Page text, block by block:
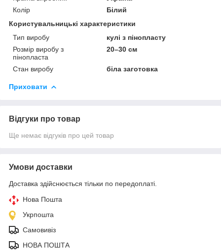
Колір
Білий
Користувальницькі характеристики
Тип виробу
кулі з пінопласту
Розмір виробу з
пінопласта
20–30 см
Стан виробу біла заготовка
Приховати
Відгуки про товар
Ще немає відгуків про цей товар
Умови доставки
Доставка здійснюється тільки по передоплаті.
Нова Пошта
Укрпошта
Самовивіз
НОВА ПОШТА